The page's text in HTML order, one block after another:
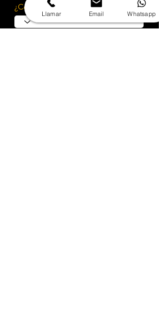
¿Cotizar implementación?
Llamar Email Whatsapp